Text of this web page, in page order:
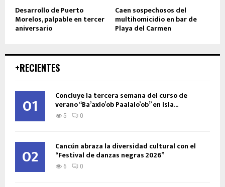
Desarrollo de Puerto
Morelos, palpable en tercer
aniversario
Caen sospechosos del
multihomicidio en bar de
Playa del Carmen
+RECIENTES
01 Concluye la tercera semana del curso de
verano “Ba’axlo’ob Paalalo’ob” en Isla...
5 0
02 Cancún abraza la diversidad cultural con el
“Festival de danzas negras 2026”
6 0